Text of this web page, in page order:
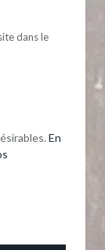
dans le
En